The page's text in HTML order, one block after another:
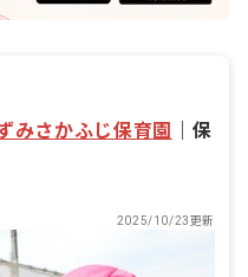
みさかふじ保育園
保
2025/10/23更新